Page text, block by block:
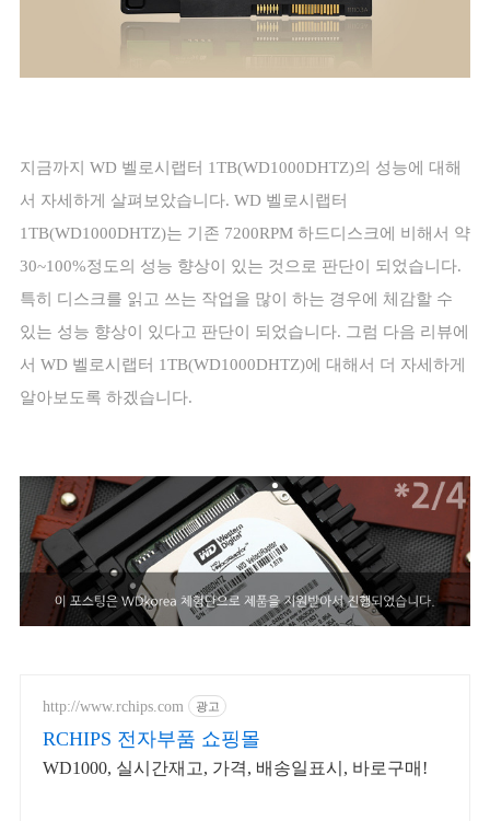
지금까지 WD 벨로시랩터 1TB(WD1000DHTZ)의 성능에 대해
서 자세하게 살펴보았습니다. WD 벨로시랩터
1TB(WD1000DHTZ)는 기존 7200RPM 하드디스크에 비해서 약
30~100%정도의 성능 향상이 있는 것으로 판단이 되었습니다.
특히 디스크를 읽고 쓰는 작업을 많이 하는 경우에 체감할 수
있는 성능 향상이 있다고 판단이 되었습니다. 그럼 다음 리뷰에
서 WD 벨로시랩터 1TB(WD1000DHTZ)에 대해서 더 자세하게
알아보도록 하겠습니다.
http://www.rchips.com 광고
RCHIPS 전자부품 쇼핑몰
WD1000, 실시간재고, 가격, 배송일표시, 바로구매!